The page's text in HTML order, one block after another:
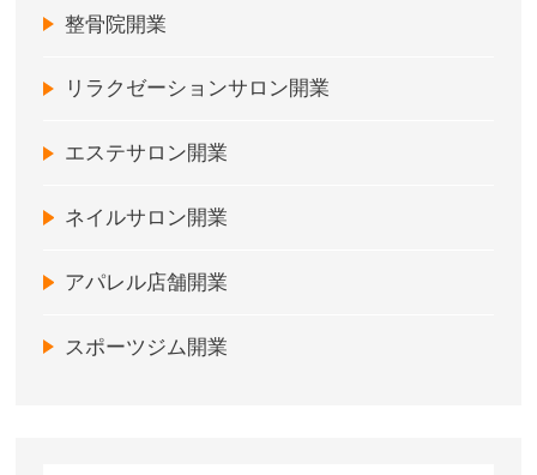
整骨院開業
リラクゼーションサロン開業
エステサロン開業
ネイルサロン開業
アパレル店舗開業
スポーツジム開業